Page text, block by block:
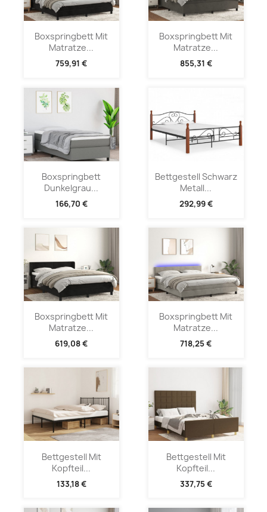
Boxspringbett Mit
Matratze...
759,91 €
Boxspringbett Mit
Matratze...
855,31 €
Boxspringbett
Dunkelgrau...
166,70 €
Bettgestell Schwarz
Metall...
292,99 €
Boxspringbett Mit
Matratze...
619,08 €
Boxspringbett Mit
Matratze...
718,25 €
Bettgestell Mit
Kopfteil...
133,18 €
Bettgestell Mit
Kopfteil...
337,75 €